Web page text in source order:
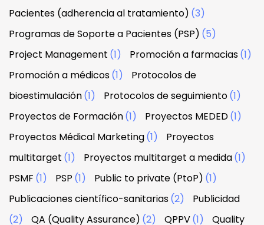
Pacientes (adherencia al tratamiento) (3)
Programas de Soporte a Pacientes (PSP) (5)
Project Management (1) Promoción a farmacias(1)
Promoción a médicos(1)
Protocolos de
bioestimulación(1) Protocolos de seguimiento(1)
Proyectos de Formación(1) Proyectos MEDED(1)
Proyectos Médical Marketing(1)
Proyectos
multitarget (1) Proyectos multitarget a medida(1)
PSMF (1) PSP (1) Public to private (PtoP) (1)
Publicaciones científico-sanitarias(2)
Publicidad
(2)
QA (Quality Assurance) (2) QPPV(1) Quality